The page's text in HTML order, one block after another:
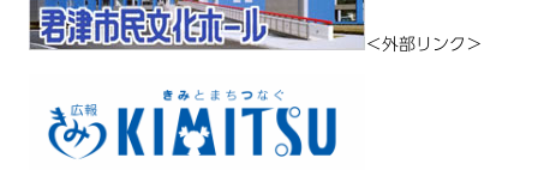
＜外部リンク＞